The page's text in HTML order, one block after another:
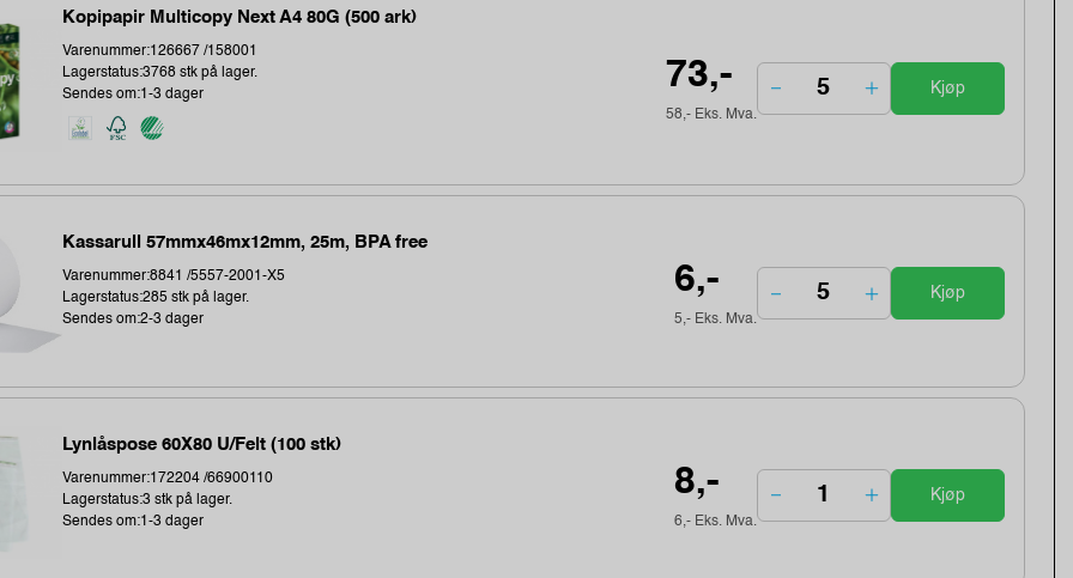
Kopipapir Multicopy Next A4 80G (500 ark)
Varenummer:126667 /158001
Lagerstatus:3768 stk på lager.
Sendes om:1-3 dager
73,-
58,- Eks. Mva.
Kjøp
Kassarull 57mmx46mx12mm, 25m, BPA free
Varenummer:8841 /5557-2001-X5
Lagerstatus:285 stk på lager.
Sendes om:2-3 dager
6,-
5,- Eks. Mva.
Kjøp
Lynlåspose 60X80 U/Felt (100 stk)
Varenummer:172204 /66900110
Lagerstatus:3 stk på lager.
Sendes om:1-3 dager
8,-
6,- Eks. Mva.
Kjøp